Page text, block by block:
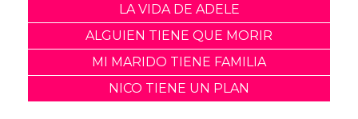
LA VIDA DE ADELE
ALGUIEN TIENE QUE MORIR
MI MARIDO TIENE FAMILIA
NICO TIENE UN PLAN